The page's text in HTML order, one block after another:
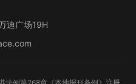
迪广场19H